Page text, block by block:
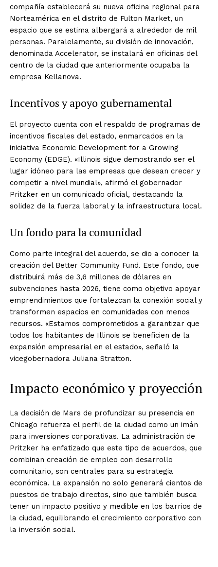
compañía establecerá su nueva oficina regional para
Norteamérica en el distrito de Fulton Market, un
espacio que se estima albergará a alrededor de mil
personas. Paralelamente, su división de innovación,
denominada Accelerator, se instalará en oficinas del
centro de la ciudad que anteriormente ocupaba la
empresa Kellanova.
Incentivos y apoyo gubernamental
El proyecto cuenta con el respaldo de programas de
incentivos fiscales del estado, enmarcados en la
iniciativa Economic Development for a Growing
Economy (EDGE). «Illinois sigue demostrando ser el
lugar idóneo para las empresas que desean crecer y
competir a nivel mundial», afirmó el gobernador
Pritzker en un comunicado oficial, destacando la
solidez de la fuerza laboral y la infraestructura local.
Un fondo para la comunidad
Como parte integral del acuerdo, se dio a conocer la
creación del Better Community Fund. Este fondo, que
distribuirá más de 3,6 millones de dólares en
subvenciones hasta 2026, tiene como objetivo apoyar
emprendimientos que fortalezcan la conexión social y
transformen espacios en comunidades con menos
recursos. «Estamos comprometidos a garantizar que
todos los habitantes de Illinois se beneficien de la
expansión empresarial en el estado», señaló la
vicegobernadora Juliana Stratton.
Impacto económico y proyección
La decisión de Mars de profundizar su presencia en
Chicago refuerza el perfil de la ciudad como un imán
para inversiones corporativas. La administración de
Pritzker ha enfatizado que este tipo de acuerdos, que
combinan creación de empleo con desarrollo
comunitario, son centrales para su estrategia
económica. La expansión no solo generará cientos de
puestos de trabajo directos, sino que también busca
tener un impacto positivo y medible en los barrios de
la ciudad, equilibrando el crecimiento corporativo con
la inversión social.